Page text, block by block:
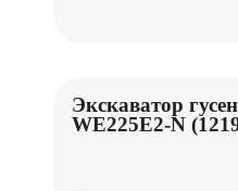
Экскаватор
WE225Е2-N